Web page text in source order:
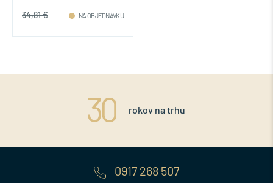
34,81 € NA OBJEDNÁVKU
rokov na trhu
0917 268 507